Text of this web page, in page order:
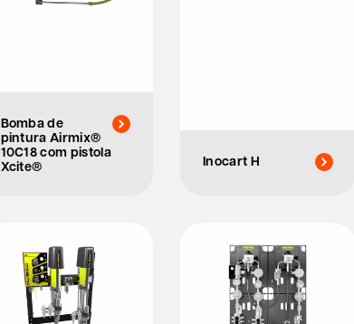
Bomba de
pintura Airmix®
10C18 com pistola
Xcite®
Inocart H